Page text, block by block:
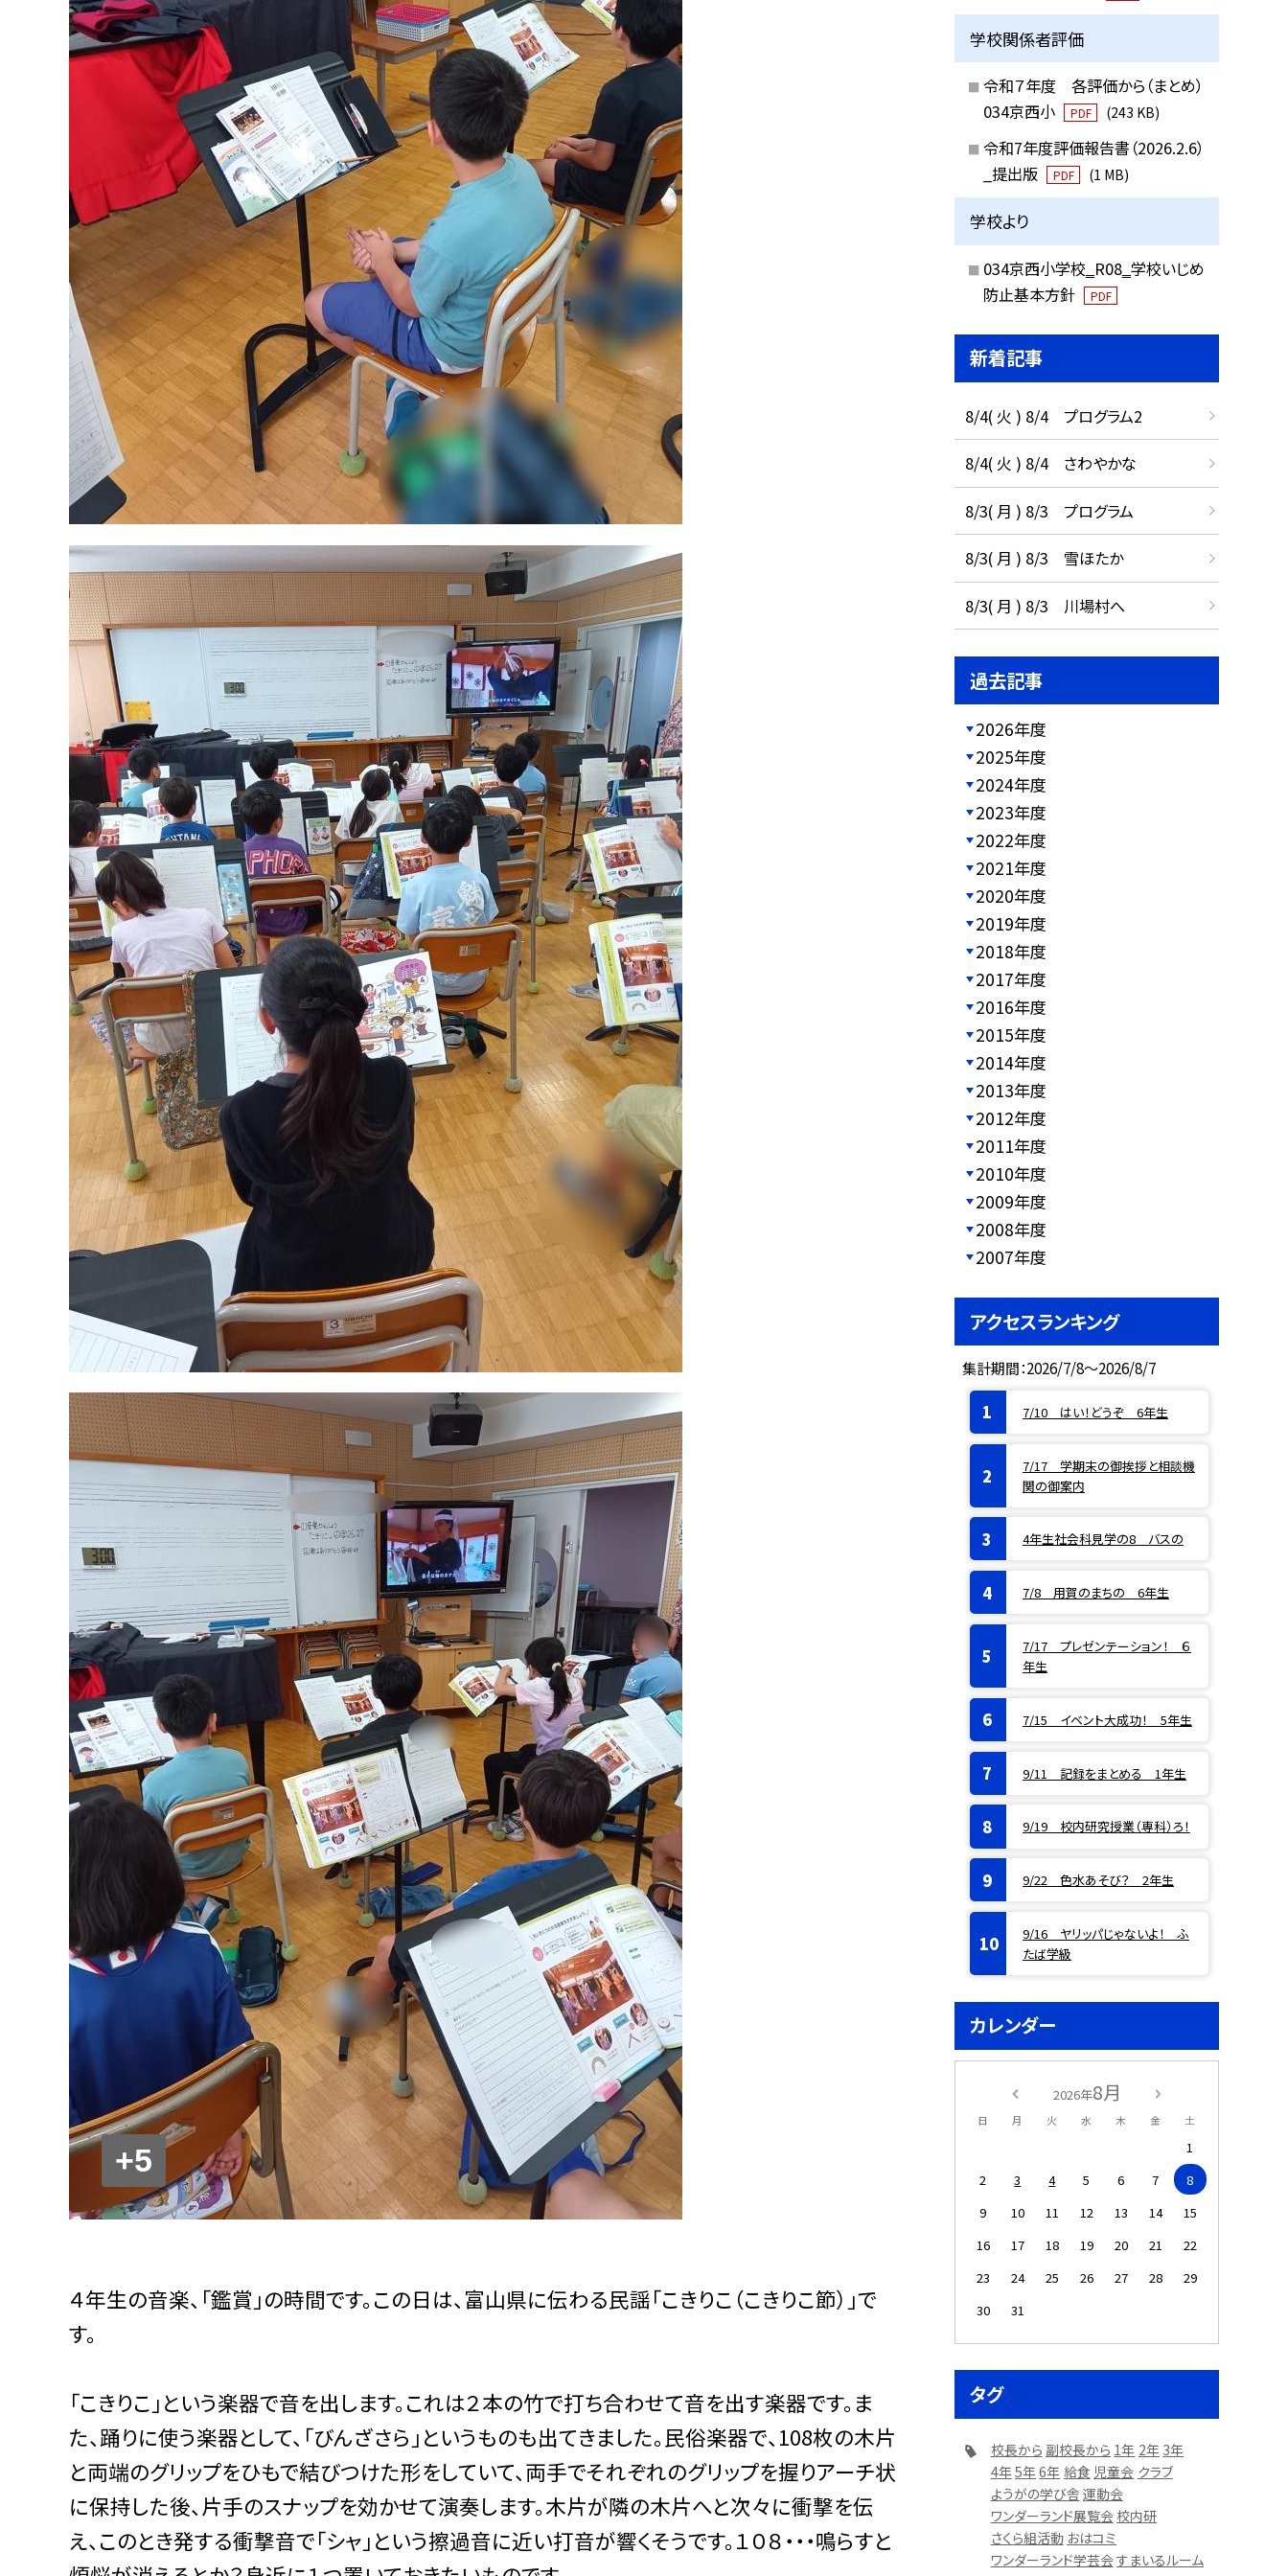
+5
４年生の音楽、「鑑賞」の時間です。この日は、富山県に伝わる民謡「こきりこ（こきりこ節）」で
す。
「こきりこ」という楽器で音を出します。これは２本の竹で打ち合わせて音を出す楽器です。ま
た、踊りに使う楽器として、「びんざさら」というものも出てきました。民俗楽器で、108枚の木片
と両端のグリップをひもで結びつけた形をしていて、両手でそれぞれのグリップを握りアーチ状
に保持した後、片手のスナップを効かせて演奏します。木片が隣の木片へと次々に衝撃を伝
え、このとき発する衝撃音で「シャ」という擦過音に近い打音が響くそうです。１０８・・・鳴らすと
学校関係者評価
令和７年度 各評価から（まとめ）
034京西小
PDF (243 KB)
令和7年度評価報告書（2026.2.6）
_提出版
PDF (1 MB)
学校より
034京西小学校‗R08‗学校いじめ
防止基本方針
PDF
新着記事
8/4( 火 ) 8/4 プログラム2
8/4( 火 ) 8/4 さわやかな
8/3( 月 ) 8/3 プログラム
8/3( 月 ) 8/3 雪ほたか
8/3( 月 ) 8/3 川場村へ
過去記事
2026年度
2025年度
2024年度
2023年度
2022年度
2021年度
2020年度
2019年度
2018年度
2017年度
2016年度
2015年度
2014年度
2013年度
2012年度
2011年度
2010年度
2009年度
2008年度
2007年度
アクセスランキング
集計期間：2026/7/8～2026/8/7
7/10 はい！どうぞ 6年生
7/17 学期末の御挨拶と相談機
関の御案内
4年生社会科見学の8 バスの
7/8 用賀のまちの 6年生
7/17 プレゼンテーション！ ６
年生
7/15 イベント大成功！ 5年生
9/11 記録をまとめる 1年生
9/19 校内研究授業（専科）ろ！
9/22 色水あそび？ 2年生
9/16 ヤリッパじゃないよ！ ふ
たば学級
カレンダー
2026年8月
日 月 火 水 木 金 土
1
2
3 4 5 6 7
8
9
10 11 12 13 14
15
16
17 18 19 20 21
22
23
24 25 26 27 28
29
30
31
タグ
校長から 副校長から 1年 2年 3年
4年5年6年 給食 児童会 クラブ
ようがの学び舎 運動会
ワンダーランド展覧会 校内研
さくら組活動 おはコミ
ワンダーランド学芸会すまいるルーム